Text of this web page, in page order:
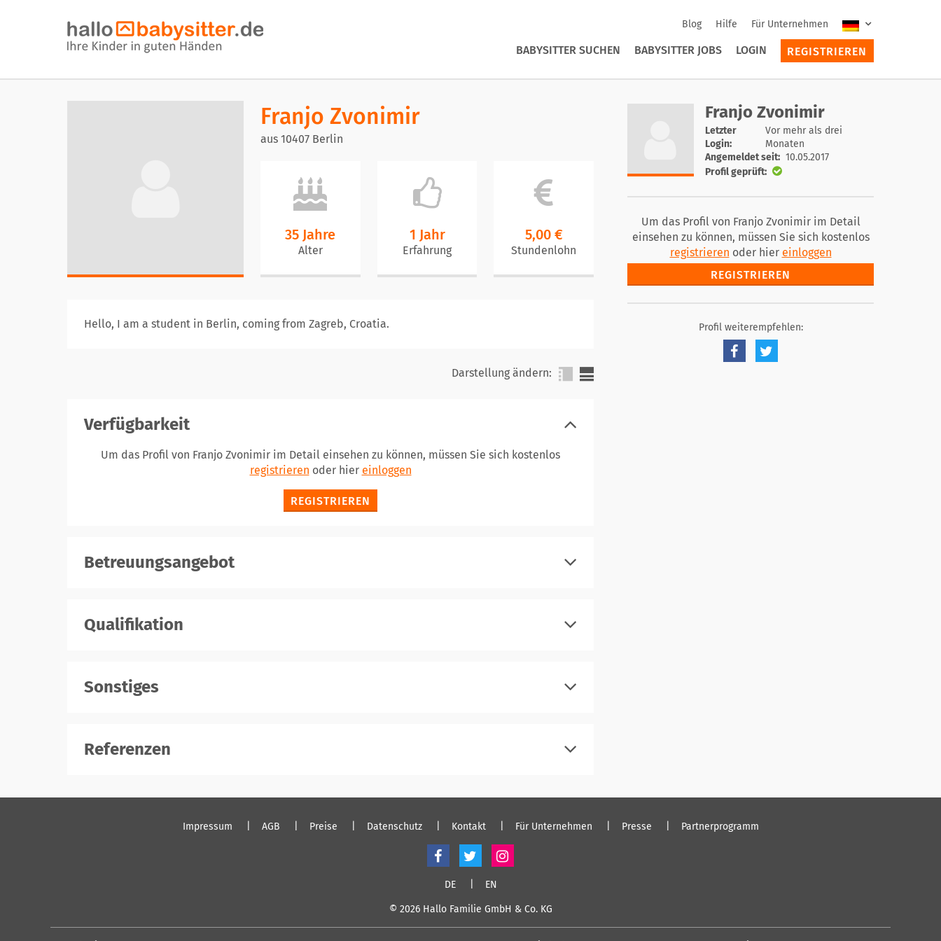
Blog Hilfe Für Unternehmen
BABYSITTER SUCHEN BABYSITTER JOBS LOGIN REGISTRIEREN
Franjo Zvonimir
aus 10407 Berlin
35 Jahre
Alter
1 Jahr
Erfahrung
5,00 €
Stundenlohn
Hello, I am a student in Berlin, coming from Zagreb, Croatia.
Darstellung ändern:
Verfügbarkeit
Um das Profil von Franjo Zvonimir im Detail einsehen zu können, müssen Sie sich kostenlos
registrieren oder hier einloggen
REGISTRIEREN
Betreuungsangebot
Qualifikation
Sonstiges
Referenzen
registrieren einloggen
Franjo Zvonimir
Letzter
Login:
Vor mehr als drei
Monaten
Angemeldet seit: 10.05.2017
Profil geprüft:
Um das Profil von Franjo Zvonimir im Detail
einsehen zu können, müssen Sie sich kostenlos
registrieren oder hier einloggen
REGISTRIEREN
Profil weiterempfehlen:
Impressum AGB Preise Datenschutz Kontakt Für Unternehmen Presse Partnerprogramm
DE EN
© 2026 Hallo Familie GmbH & Co. KG